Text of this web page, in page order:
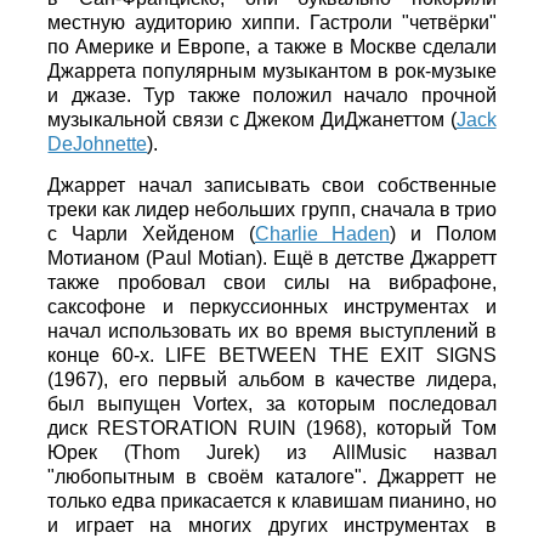
местную аудиторию хиппи. Гастроли "четвёрки"
по Америке и Европе, а также в Москве сделали
Джаррета популярным музыкантом в рок-музыке
и джазе. Тур также положил начало прочной
музыкальной связи с Джеком ДиДжанеттом (Jack
DeJohnette).
Джаррет начал записывать свои собственные
треки как лидер небольших групп, сначала в трио
с Чарли Хейденом (Charlie Haden) и Полом
Мотианом (Paul Motian). Ещё в детстве Джарретт
также пробовал свои силы на вибрафоне,
саксофоне и перкуссионных инструментах и
начал использовать их во время выступлений в
конце 60-х. LIFE BETWEEN THE EXIT SIGNS
(1967), его первый альбом в качестве лидера,
был выпущен Vortex, за которым последовал
диск RESTORATION RUIN (1968), который Том
Юрек (Thom Jurek) из AllMusic назвал
"любопытным в своём каталоге". Джарретт не
только едва прикасается к клавишам пианино, но
и играет на многих других инструментах в